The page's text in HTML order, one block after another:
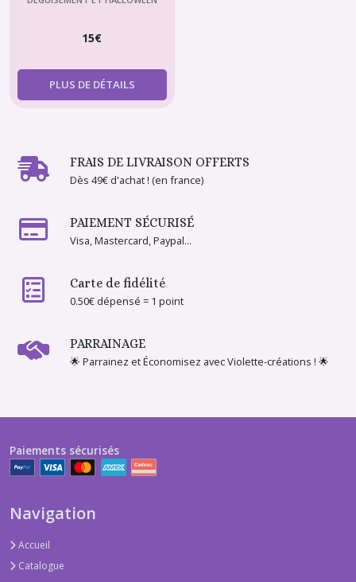
6
15€
PLUS DE DÉTAILS
FRAIS DE LIVRAISON OFFERTS
Dès 49€ d'achat ! (en france)
PAIEMENT SÉCURISÉ
Visa, Mastercard, Paypal...
Carte de fidélité
0.50€ dépensé = 1 point
PARRAINAGE
🌟 Parrainez et Économisez avec Violette-créations ! 🌟
Paiements sécurisés
Navigation
Accueil
Catalogue